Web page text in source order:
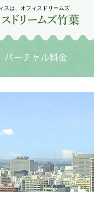
スは、オフィスドリームズ